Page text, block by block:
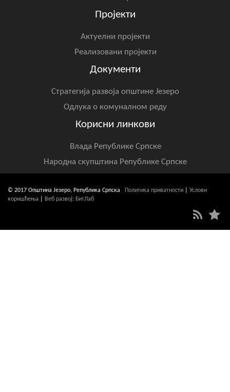
Пројекти
Актуелни пројекти
Реализовани пројекти
Документи
Стратегија развоја општине Језеро
Одлука о комуналном реду
Корисни линкови
Влада Републике Српске
Народна скупштина Републике Српске
© 2017 Општина Језеро, Република Српска Политика приватности
Услови
коришћења
Веб развој: БитЛаб